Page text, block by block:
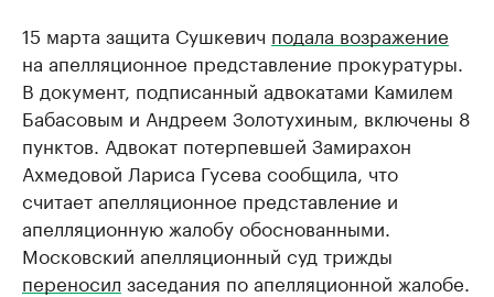
15 марта защита Сушкевич подала возражение
на апелляционное представление прокуратуры.
В документ, подписанный адвокатами Камилем
Бабасовым и Андреем Золотухиным, включены 8
пунктов. Адвокат потерпевшей Замирахон
Ахмедовой Лариса Гусева сообщила, что
считает апелляционное представление и
апелляционную жалобу обоснованными.
Московский апелляционный суд трижды
переносил заседания по апелляционной жалобе.